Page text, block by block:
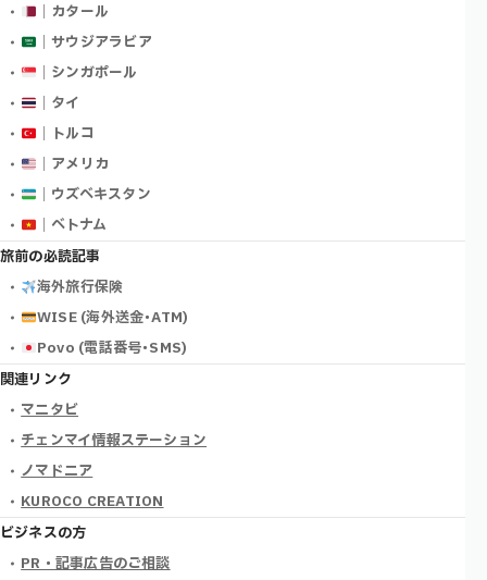
｜カタール
｜サウジアラビア
｜シンガポール
｜タイ
｜トルコ
｜アメリカ
｜ウズベキスタン
｜ベトナム
旅前の必読記事
海外旅行保険
WISE (海外送金･ATM)
Povo (電話番号･SMS)
関連リンク
マニタビ
チェンマイ情報ステーション
ノマドニア
KUROCO CREATION
ビジネスの方
PR・記事広告のご相談